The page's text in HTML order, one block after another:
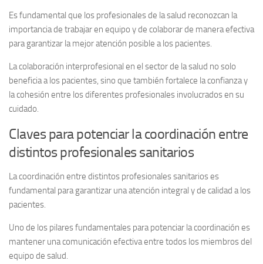
Es fundamental que los profesionales de la salud reconozcan la
importancia de trabajar en equipo y de colaborar de manera efectiva
para garantizar la mejor atención posible a los pacientes.
La colaboración interprofesional en el sector de la salud no solo
beneficia a los pacientes, sino que también fortalece la confianza y
la cohesión entre los diferentes profesionales involucrados en su
cuidado.
Claves para potenciar la coordinación entre
distintos profesionales sanitarios
La coordinación entre distintos profesionales sanitarios es
fundamental para garantizar una atención integral y de calidad a los
pacientes.
Uno de los pilares fundamentales para potenciar la coordinación es
mantener una comunicación efectiva entre todos los miembros del
equipo de salud.